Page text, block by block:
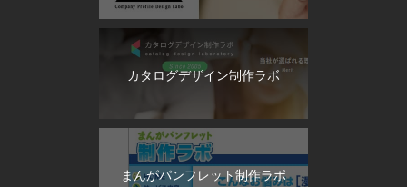
カタログデザイン制作ラボ
まんがパンフレット制作ラボ